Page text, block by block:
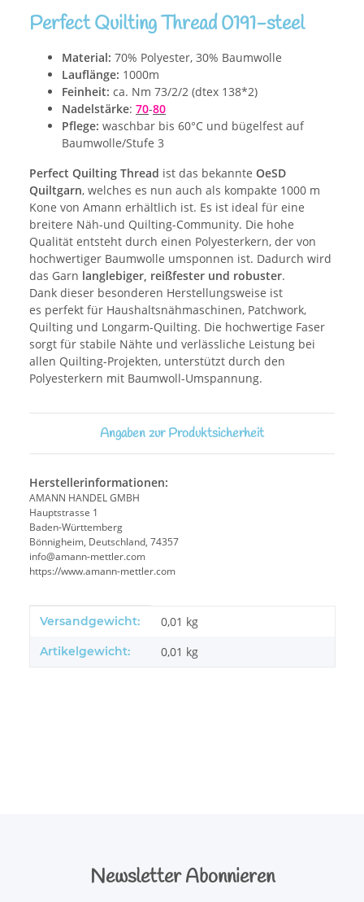
Perfect Quilting Thread 0191-steel
Material: 70% Polyester, 30% Baumwolle
Lauflänge: 1000m
Feinheit: ca. Nm 73/2/2 (dtex 138*2)
Nadelstärke: 70-80
Pflege: waschbar bis 60°C und bügelfest auf
Baumwolle/Stufe 3
Perfect Quilting Thread ist das bekannte OeSD
Quiltgarn, welches es nun auch als kompakte 1000 m
Kone von Amann erhältlich ist. Es ist ideal für eine
breitere Näh-und Quilting-Community. Die hohe
Qualität entsteht durch einen Polyesterkern, der von
hochwertiger Baumwolle umsponnen ist. Dadurch wird
das Garn langlebiger, reißfester und robuster.
Dank dieser besonderen Herstellungsweise ist
es perfekt für Haushaltsnähmaschinen, Patchwork,
Quilting und Longarm-Quilting. Die hochwertige Faser
sorgt für stabile Nähte und verlässliche Leistung bei
allen Quilting-Projekten, unterstützt durch den
Polyesterkern mit Baumwoll-Umspannung.
Angaben zur Produktsicherheit
Herstellerinformationen:
AMANN HANDEL GMBH
Hauptstrasse 1
Baden-Württemberg
Bönnigheim, Deutschland, 74357
info@amann-mettler.com
https://www.amann-mettler.com
Produkteigenschaft
Wert
Versandgewicht: 0,01 kg
Artikelgewicht: 0,01 kg
Newsletter Abonnieren